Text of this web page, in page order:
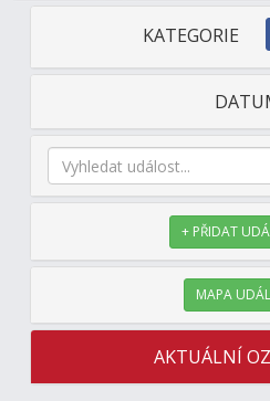
Restaurace a Hotel
KATEGORIE
+ PŘIDAT
MAPA
AKTUÁLNÍ